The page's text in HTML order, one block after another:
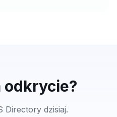
odkrycie?
Directory dzisiaj.